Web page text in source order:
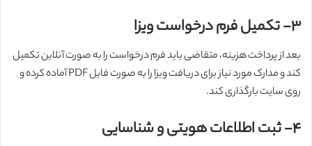
۳- تکمیل فرم درخواست ویزا
بعد از پرداخت هزینه، متقاضی باید فرم درخواست را به صورت آنلاین تکمیل
کند و مدارک مورد نیاز برای دریافت ویزا را به صورت فایل PDF آماده کرده و
روی سایت بارگذاری کند.
۴- ثبت اطلاعات هویتی و شناسایی